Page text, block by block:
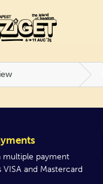
multiple payment
and Mastercard